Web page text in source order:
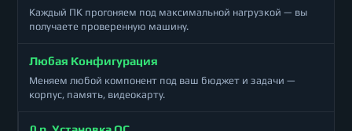
Каждый ПК прогоняем под максимальной нагрузкой — вы
получаете проверенную машину.
Любая Конфигурация
Меняем любой компонент под ваш бюджет и задачи —
корпус, память, видеокарту.